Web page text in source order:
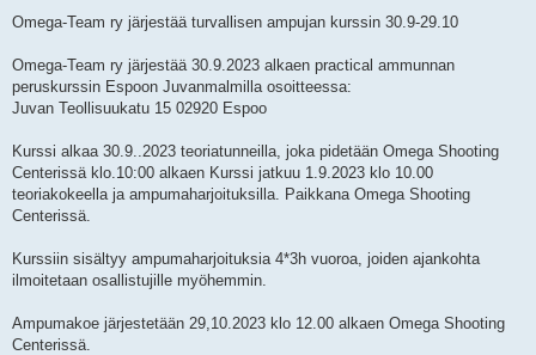
s
Omega-Team ry järjestää turvallisen ampujan kurssin 30.9-29.10
Omega-Team ry järjestää 30.9.2023 alkaen practical ammunnan
peruskurssin Espoon Juvanmalmilla osoitteessa:
Juvan Teollisuukatu 15 02920 Espoo
Kurssi alkaa 30.9..2023 teoriatunneilla, joka pidetään Omega Shooting
Centerissä klo.10:00 alkaen Kurssi jatkuu 1.9.2023 klo 10.00
teoriakokeella ja ampumaharjoituksilla. Paikkana Omega Shooting
Centerissä.
Kurssiin sisältyy ampumaharjoituksia 4*3h vuoroa, joiden ajankohta
ilmoitetaan osallistujille myöhemmin.
Ampumakoe järjestetään 29,10.2023 klo 12.00 alkaen Omega Shooting
Centerissä.